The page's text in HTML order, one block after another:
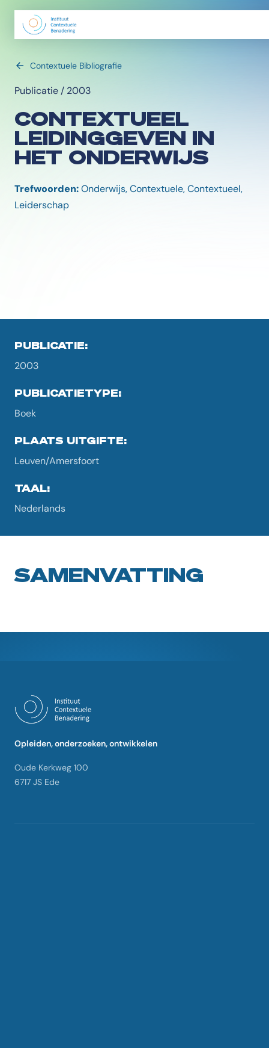
Contextuele Bibliografie
Publicatie / 2003
CONTEXTUEEL
LEIDINGGEVEN IN
HET ONDERWIJS
Trefwoorden:Onderwijs, Contextuele, Contextueel,
Leiderschap
PUBLICATIE:
2003
PUBLICATIETYPE:
Boek
PLAATS UITGIFTE:
Leuven/Amersfoort
TAAL:
Nederlands
SAMENVATTING
Opleiden, onderzoeken, ontwikkelen
Oude Kerkweg 100
6717 JS Ede